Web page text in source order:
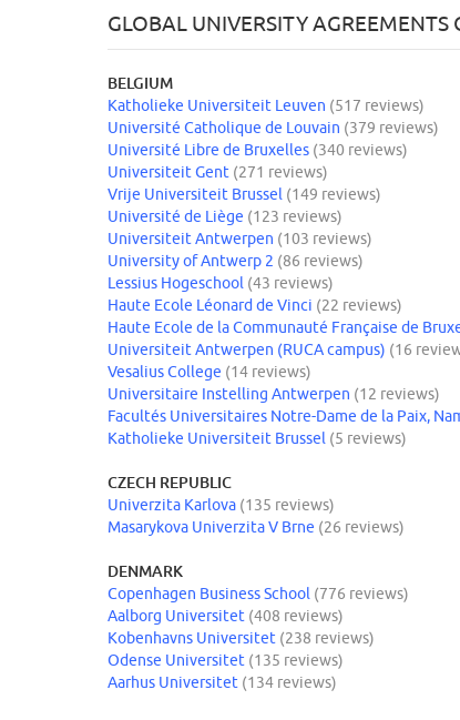
GLOBAL UNIVERSITY AGREEMENTS
BELGIUM
Katholieke Universiteit Leuven (517 reviews)
Université Catholique de Louvain (379 reviews)
Université Libre de Bruxelles (340 reviews)
Universiteit Gent (271 reviews)
Vrije Universiteit Brussel (149 reviews)
Université de Liège (123 reviews)
Universiteit Antwerpen (103 reviews)
University of Antwerp 2 (86 reviews)
Lessius Hogeschool (43 reviews)
Haute Ecole Léonard de Vinci (22 reviews)
Haute Ecole de la Communauté Française de
Universiteit Antwerpen (RUCA campus) (16
Vesalius College (14 reviews)
Universitaire Instelling Antwerpen (12 reviews)
Facultés Universitaires Notre-Dame de la Paix,
Katholieke Universiteit Brussel (5 reviews)
CZECH REPUBLIC
Univerzita Karlova (135 reviews)
Masarykova Univerzita V Brne (26 reviews)
DENMARK
Copenhagen Business School (776 reviews)
Aalborg Universitet (408 reviews)
Kobenhavns Universitet (238 reviews)
Odense Universitet (135 reviews)
Aarhus Universitet (134 reviews)